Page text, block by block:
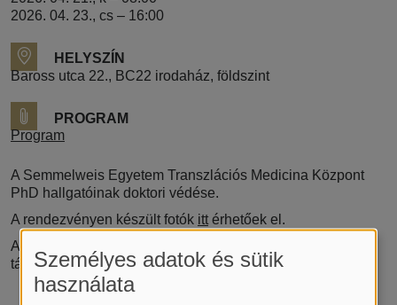
2026. 04. 23., cs – 16:00
HELYSZÍN
Baross utca 22., BC22 irodaház, földszint
PROGRAM
Program
A Semmelweis Egyetem Transzlációs Medicina Központ
PhD hallgatóinak doktori védése.
A rendezvényen készült fotók itt érhetőek el.
A PhD-védések a MOL-Új Európa Alapítvány
támogatásával valósultak meg.
Személyes adatok és sütik
használata